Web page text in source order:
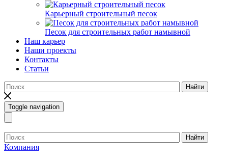
Карьерный строительный песок
Песок для строительных работ намывной
Наш карьер
Наши проекты
Контакты
Статьи
Найти
Toggle navigation
Найти
Компания